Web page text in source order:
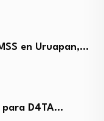
en Uruapan,…
para D4TA…